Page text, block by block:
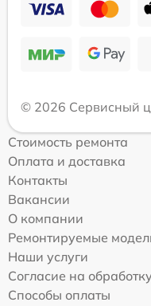
© 2026 Сервисный
Стоимость ремонта
Оплата и доставка
Контакты
Вакансии
О компании
Ремонтируемые
Наши услуги
Согласие на
Способы оплаты